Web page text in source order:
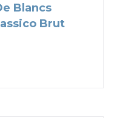
Blancs
Brut